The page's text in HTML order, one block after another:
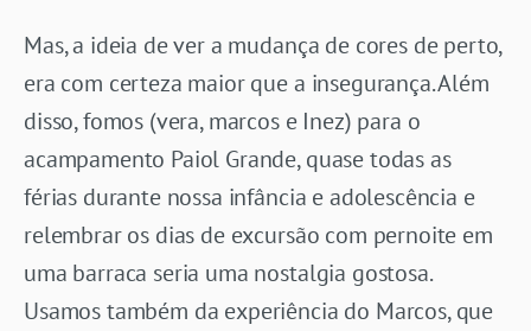
Mas, a ideia de ver a mudança de cores de perto,
era com certeza maior que a insegurança. Além
disso, fomos (vera, marcos e Inez) para o
acampamento Paiol Grande, quase todas as
férias durante nossa infância e adolescência e
relembrar os dias de excursão com pernoite em
uma barraca seria uma nostalgia gostosa.
Usamos também da experiência do Marcos, que